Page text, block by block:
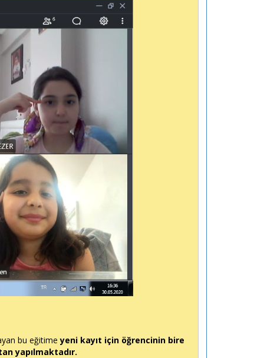
bu eğitimeyeni kayıt için öğrencinin bire
yapılmaktadır.